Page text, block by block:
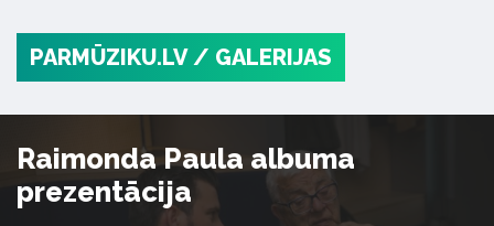
PARMŪZIKU.LV / GALERIJAS
Raimonda Paula albuma
prezentācija